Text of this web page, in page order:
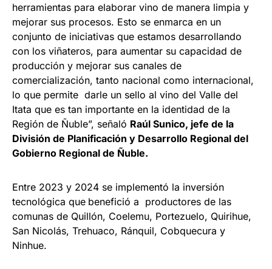
herramientas para elaborar vino de manera limpia y
mejorar sus procesos. Esto se enmarca en un
conjunto de iniciativas que estamos desarrollando
con los viñateros, para aumentar su capacidad de
producción y mejorar sus canales de
comercialización, tanto nacional como internacional,
lo que permite darle un sello al vino del Valle del
Itata que es tan importante en la identidad de la
Región de Ñuble”, señaló Raúl Sunico, jefe de la
División de Planificación y Desarrollo Regional del
Gobierno Regional de Ñuble.
Entre 2023 y 2024 se implementó la inversión
tecnológica que benefició a productores de las
comunas de Quillón, Coelemu, Portezuelo, Quirihue,
San Nicolás, Trehuaco, Ránquil, Cobquecura y
Ninhue.